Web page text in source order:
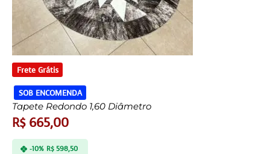
Frete Grátis
SOB ENCOMENDA
Tapete Redondo 1,60 Diâmetro
R$665,00
-10% R$598,50